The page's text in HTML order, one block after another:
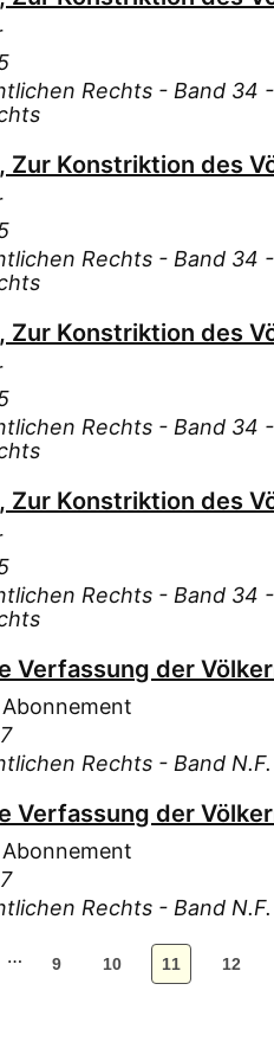
Rechts - Band 34
Zur Konstriktion des
Rechts - Band 34
Zur Konstriktion des
Rechts - Band 34
Zur Konstriktion des
Rechts - Band 34
Verfassung der
Rechts - Band N.F.
Verfassung der
Rechts - Band N.F.
… 9 10 11 12